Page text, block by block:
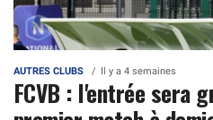
AUTRES CLUBS Il y a 4 semaines
FCVB : l'entrée sera